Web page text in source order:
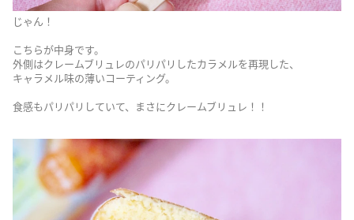
じゃん！
こちらが中身です。
外側はクレームブリュレのパリパリしたカラメルを再現した、
キャラメル味の薄いコーティング。
食感もパリパリしていて、まさにクレームブリュレ！！